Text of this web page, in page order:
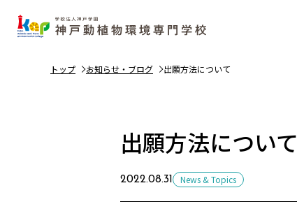
トップ お知らせ・ブログ 出願方法について
出願方法について
2022.08.31 News & Topics